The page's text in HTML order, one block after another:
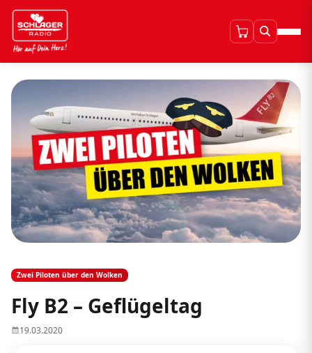
Zwei Piloten über den Wolken
Fly B2 – Geflügeltag
19.03.2020